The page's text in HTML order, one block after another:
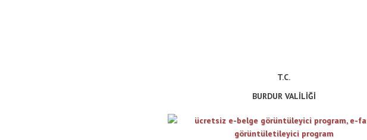
T.C.
BURDUR VALİLİĞİ